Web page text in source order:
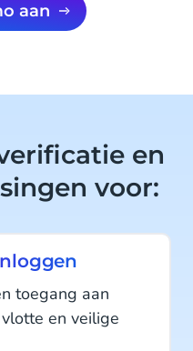
aan
en
voor:
toegang aan
en veilige